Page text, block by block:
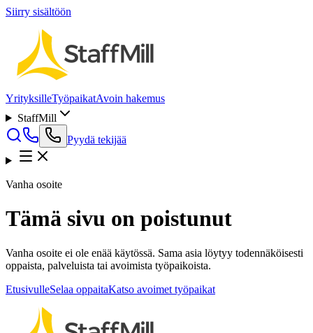
Siirry sisältöön
YrityksilleTyöpaikatAvoin hakemus
StaffMill
Pyydä tekijää
Vanha osoite
Tämä sivu on poistunut
Vanha osoite ei ole enää käytössä. Sama asia löytyy todennäköisesti
oppaista, palveluista tai avoimista työpaikoista.
EtusivulleSelaa oppaitaKatso avoimet työpaikat